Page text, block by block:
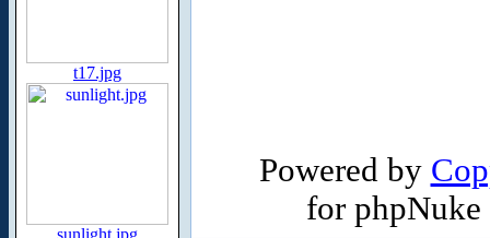
t17.jpg
sunlight.jpg
Powered by
for